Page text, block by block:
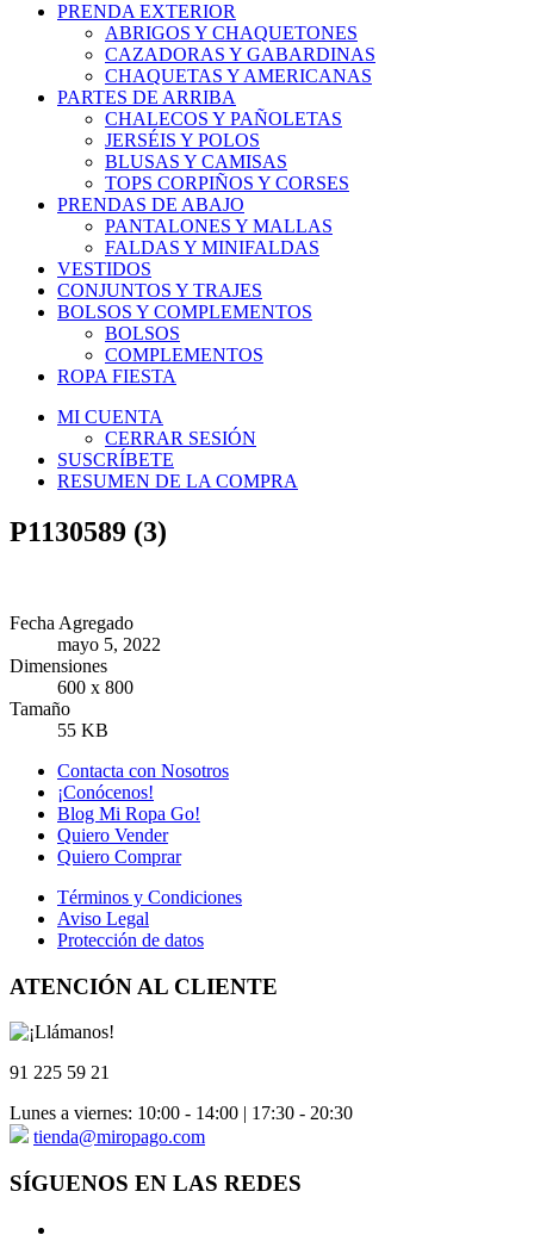
PRENDA EXTERIOR
ABRIGOS Y CHAQUETONES
CAZADORAS Y GABARDINAS
CHAQUETAS Y AMERICANAS
PARTES DE ARRIBA
CHALECOS Y PAÑOLETAS
JERSÉIS Y POLOS
BLUSAS Y CAMISAS
TOPS CORPIÑOS Y CORSES
PRENDAS DE ABAJO
PANTALONES Y MALLAS
FALDAS Y MINIFALDAS
VESTIDOS
CONJUNTOS Y TRAJES
BOLSOS Y COMPLEMENTOS
BOLSOS
COMPLEMENTOS
ROPA FIESTA
MI CUENTA
CERRAR SESIÓN
SUSCRÍBETE
RESUMEN DE LA COMPRA
P1130589 (3)
Fecha Agregado
mayo 5, 2022
Dimensiones
600 x 800
Tamaño
55 KB
Contacta con Nosotros
¡Conócenos!
Blog Mi Ropa Go!
Quiero Vender
Quiero Comprar
Términos y Condiciones
Aviso Legal
Protección de datos
ATENCIÓN AL CLIENTE
91 225 59 21
Lunes a viernes: 10:00 - 14:00 | 17:30 - 20:30
tienda@miropago.com
SÍGUENOS EN LAS REDES